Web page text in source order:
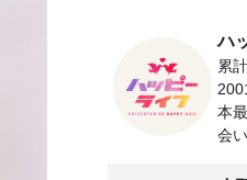
ハ
累
本
会